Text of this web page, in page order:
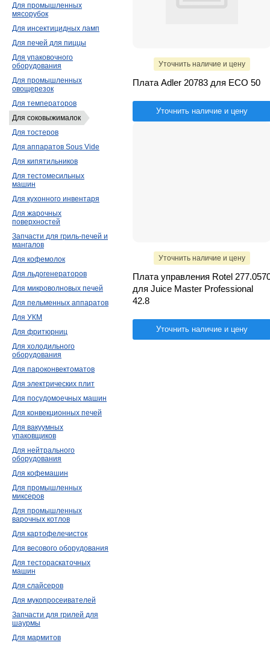
Уточнить наличие и цену
Плата Adler 20783 для ECO 50
Уточнить наличие и цену
Уточнить наличие и цену
Плата управления Rotel
для Juice Master Professional
42.8
Уточнить наличие и цену
Для промышленных
мясорубок
Для инсектицидных ламп
Для печей для пиццы
Для упаковочного
оборудования
Для промышленных
овощерезок
Для температоров
Для соковыжималок
Для тостеров
Для аппаратов Sous Vide
Для кипятильников
Для тестомесильных
машин
Для кухонного инвентаря
Для жарочных
поверхностей
Запчасти для гриль-печей и
мангалов
Для кофемолок
Для льдогенераторов
Для микроволновых печей
Для пельменных аппаратов
Для УКМ
Для фритюрниц
Для холодильного
оборудования
Для пароконвектоматов
Для электрических плит
Для посудомоечных машин
Для конвекционных печей
Для вакуумных
упаковщиков
Для нейтрального
оборудования
Для кофемашин
Для промышленных
миксеров
Для промышленных
варочных котлов
Для картофелечисток
Для весового оборудования
Для тестораскаточных
машин
Для слайсеров
Для мукопросеивателей
Запчасти для грилей для
шаурмы
Для мармитов